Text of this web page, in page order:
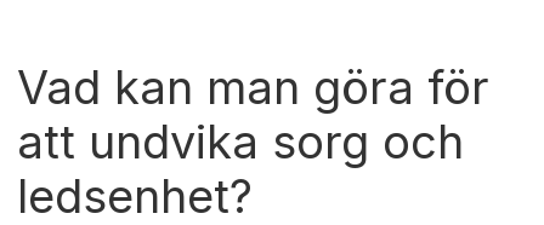
Vad kan man göra för
att undvika sorg och
ledsenhet?